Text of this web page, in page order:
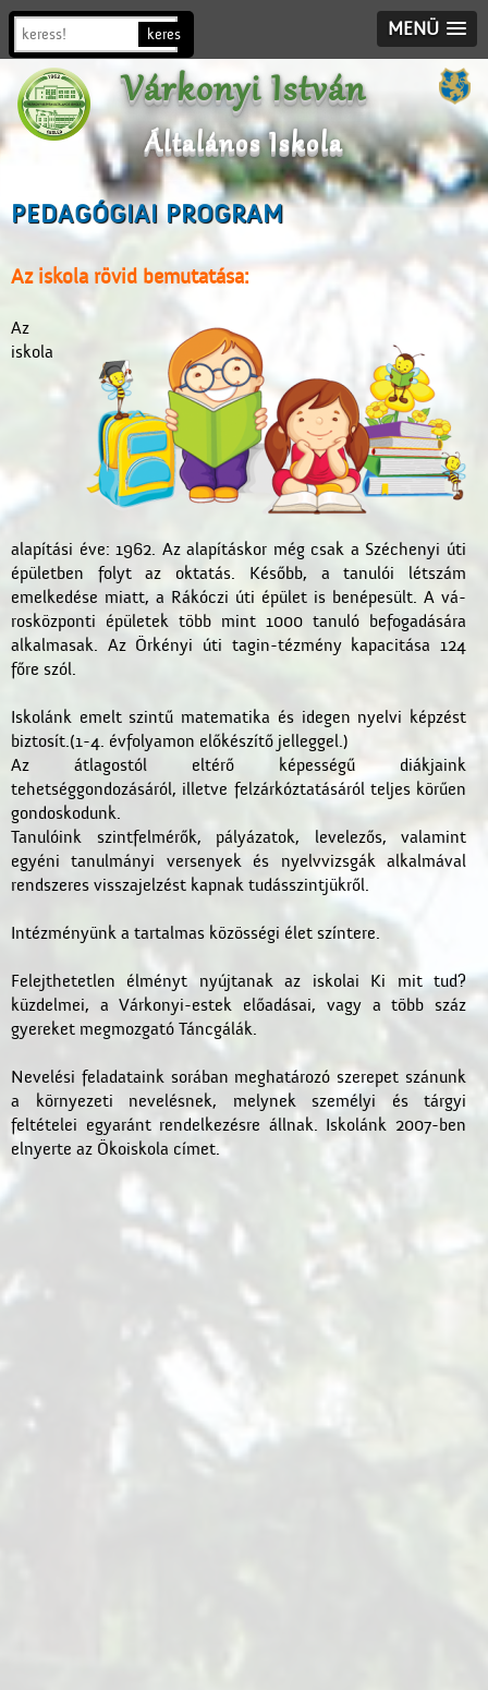
MENÜ
Várkonyi István
Általános Iskola
PEDAGÓGIAI PROGRAM
Az iskola rövid bemutatása:
Az
iskola
alapítási éve: 1962. Az alapításkor még csak a Széchenyi úti
épületben folyt az oktatás. Később, a tanulói létszám
emelkedése miatt, a Rákóczi úti épület is benépesült. A vá-
rosközponti épületek több mint 1000 tanuló befogadására
alkalmasak. Az Örkényi úti tagin-tézmény kapacitása 124
főre szól.
Iskolánk emelt szintű matematika és idegen nyelvi képzést
biztosít.(1-4. évfolyamon előkészítő jelleggel.)
Az átlagostól eltérő képességű diákjaink
tehetséggondozásáról, illetve felzárkóztatásáról teljes körűen
gondoskodunk.
Tanulóink szintfelmérők, pályázatok, levelezős, valamint
egyéni tanulmányi versenyek és nyelvvizsgák alkalmával
rendszeres visszajelzést kapnak tudásszintjükről.
Intézményünk a tartalmas közösségi élet színtere.
Felejthetetlen élményt nyújtanak az iskolai Ki mit tud?
küzdelmei, a Várkonyi-estek előadásai, vagy a több száz
gyereket megmozgató Táncgálák.
Nevelési feladataink sorában meghatározó szerepet szánunk
a környezeti nevelésnek, melynek személyi és tárgyi
feltételei egyaránt rendelkezésre állnak. Iskolánk 2007-ben
elnyerte az Ökoiskola címet.